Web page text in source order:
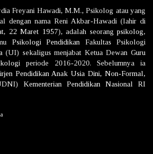
Freyani Hawadi, M.M., Psikolog atau yang
dengan nama Reni Akbar-Hawadi (lahir di
, 22 Maret 1957), adalah seorang psikolog,
Psikologi Pendidikan Fakultas Psikologi
(UI) sekaligus menjabat Ketua DewanGuru
periode 2016-2020. Sebelumnya ia
Pendidikan Anak Usia Dini, Non-Formal,
Kementerian Pendidikan Nasional
RI